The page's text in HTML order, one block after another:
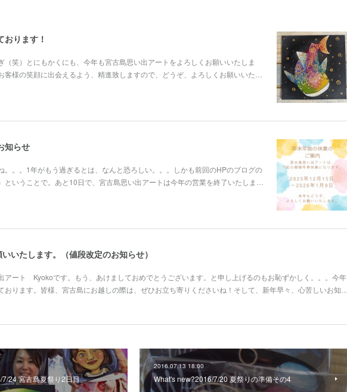
ります！
（笑）とにもかくにも、今年も宮古島思い出アートをよろしくお願いいたしま
客様の笑顔に出会えるよう、精進致しますので、どうぞ、よろしくお願いいた…
知らせ
。。。1年がもう過ぎるとは、なんと恐ろしい。。。しかも前回のHPのブログの
ということで。あと10日で、宮古島思い出アートは今年の営業を終了いたしま…
いたします。（値段改定のお知らせ）
アート Kyokoです。もう、あけましておめでとうございます。と申し上げるのもお恥ずかしく。。。今年
おります。皆様、宮古島にお越しの際は、ぜひお立ち寄りくださいね！そして、新年早々、心苦しいお知…
24 宮古島夏祭り2日目
2016.07.13 18:00
What's new?2016/7/20 夏祭りの準備その4